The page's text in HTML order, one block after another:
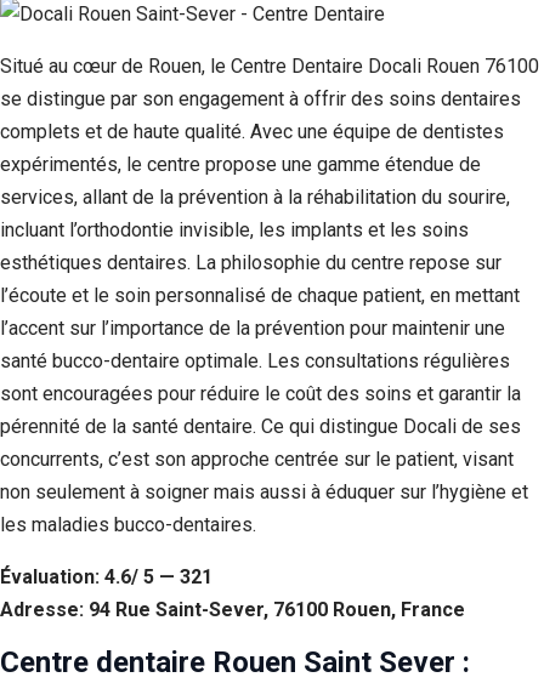
Situé au cœur de Rouen, le Centre Dentaire Docali Rouen 76100
se distingue par son engagement à offrir des soins dentaires
complets et de haute qualité. Avec une équipe de dentistes
expérimentés, le centre propose une gamme étendue de
services, allant de la prévention à la réhabilitation du sourire,
incluant l’orthodontie invisible, les implants et les soins
esthétiques dentaires. La philosophie du centre repose sur
l’écoute et le soin personnalisé de chaque patient, en mettant
l’accent sur l’importance de la prévention pour maintenir une
santé bucco-dentaire optimale. Les consultations régulières
sont encouragées pour réduire le coût des soins et garantir la
pérennité de la santé dentaire. Ce qui distingue Docali de ses
concurrents, c’est son approche centrée sur le patient, visant
non seulement à soigner mais aussi à éduquer sur l’hygiène et
les maladies bucco-dentaires.
Évaluation: 4.6/ 5 — 321
Adresse: 94 Rue Saint-Sever, 76100 Rouen, France
Centre dentaire Rouen Saint Sever :